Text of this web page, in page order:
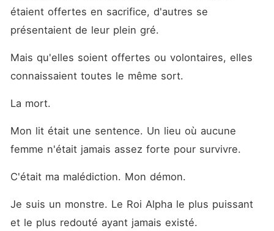
étaient offertes en sacrifice, d'autres se
présentaient de leur plein gré.
Mais qu'elles soient offertes ou volontaires, elles
connaissaient toutes le même sort.
La mort.
Mon lit était une sentence. Un lieu où aucune
femme n'était jamais assez forte pour survivre.
C'était ma malédiction. Mon démon.
Je suis un monstre. Le Roi Alpha le plus puissant
et le plus redouté ayant jamais existé.